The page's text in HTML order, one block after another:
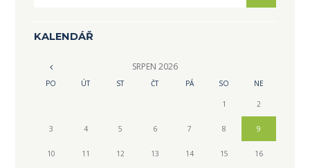
KALENDÁŘ
SRPEN 2026
PO ÚT ST ČT PÁ SO NE
1 2
3 4 5 6 7 8 9
10 11 12 13 14 15 16